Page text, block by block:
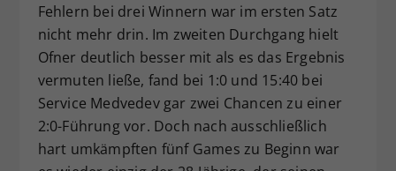
Fehlern bei drei Winnern war im ersten Satz
nicht mehr drin. Im zweiten Durchgang hielt
Ofner deutlich besser mit als es das Ergebnis
vermuten ließe, fand bei 1:0 und 15:40 bei
Service Medvedev gar zwei Chancen zu einer
2:0-Führung vor. Doch nach ausschließlich
hart umkämpften fünf Games zu Beginn war